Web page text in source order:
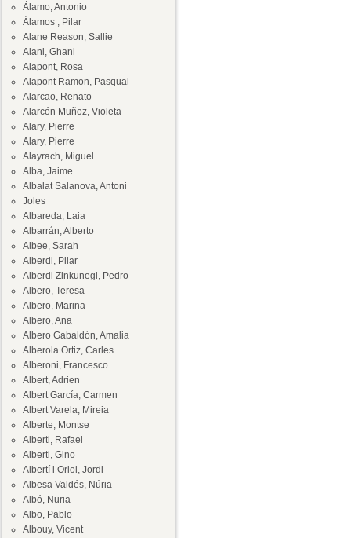
Álamo, Antonio
Álamos , Pilar
Alane Reason, Sallie
Alani, Ghani
Alapont, Rosa
Alapont Ramon, Pasqual
Alarcao, Renato
Alarcón Muñoz, Violeta
Alary, Pierre
Alary, Pierre
Alayrach, Miguel
Alba, Jaime
Albalat Salanova, Antoni
Joles
Albareda, Laia
Albarrán, Alberto
Albee, Sarah
Alberdi, Pilar
Alberdi Zinkunegi, Pedro
Albero, Teresa
Albero, Marina
Albero, Ana
Albero Gabaldón, Amalia
Alberola Ortiz, Carles
Alberoni, Francesco
Albert, Adrien
Albert García, Carmen
Albert Varela, Mireia
Alberte, Montse
Alberti, Rafael
Alberti, Gino
Albertí i Oriol, Jordi
Albesa Valdés, Núria
Albó, Nuria
Albo, Pablo
Albouy, Vicent